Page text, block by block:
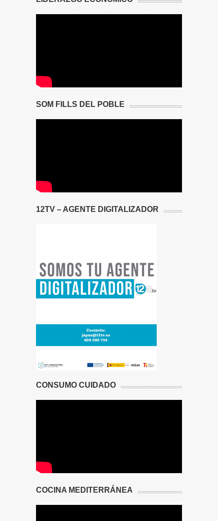
SOM FILLS DEL POBLE
12TV – AGENTE DIGITALIZADOR
CONSUMO CUIDADO
COCINA MEDITERRÁNEA